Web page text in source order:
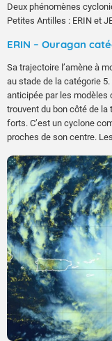
Deux phénomènes
Petites Antilles : ERIN et
ERIN – Ouragan
Sa trajectoire l’amène à
au stade de la catégorie
anticipée par les modèles
trouvent du bon côté de
forts. C’est un cyclone
proches de son centre.